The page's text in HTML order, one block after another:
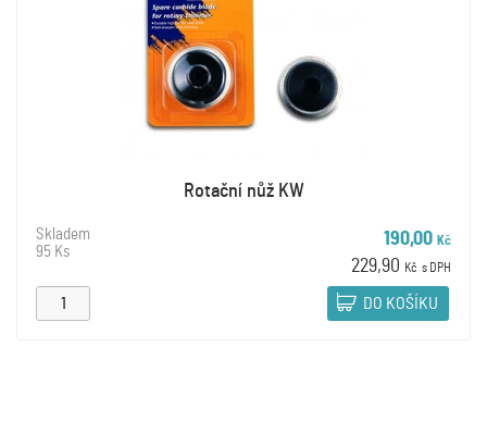
Rotační nůž KW
Skladem
95 Ks
190,00 Kč
229,90 Kč s DPH
DO KOŠÍKU